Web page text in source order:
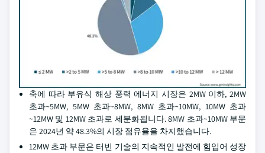
축에 따라 부유식 해상 풍력 에너지 시장은 2MW 이하, 2MW
초과~5MW, 5MW 초과~8MW, 8MW 초과~10MW, 10MW 초과
~12MW 및 12MW 초과로 세분화됩니다. 8MW 초과~10MW 부문
은 2024년 약 48.3%의 시장 점유율을 차지했습니다.
12MW 초과 부문은 터빈 기술의 지속적인 발전에 힘입어 성장